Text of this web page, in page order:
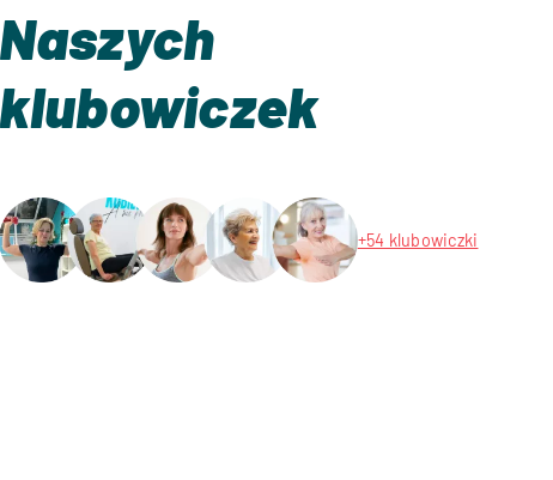
Naszych
klubowiczek
+54 klubowiczki